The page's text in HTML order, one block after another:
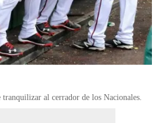
al cerrador de los Nacionales.